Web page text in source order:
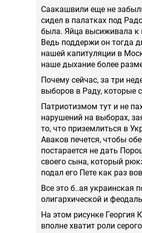
Саакашвили еще не
сидел в палатках под
была. Яйца высиживала к
Ведь поддержи он тогда
нашей капитуляции в
наше дыхание более
Почему сейчас, за три
выборов в Раду, которые
Патриотизмом тут и не
нарушений на выборах,
то, что приземлиться в
Аваков печется, чтобы
постарается не дать
своего сына, который
подал его Пете как раз
Все это б..ая украинская
олигархической и
На этом рисунке Георгия
вполне хватит роли